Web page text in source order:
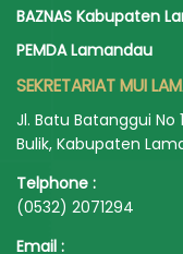
BAZNAS Kabupaten
PEMDA Lamandau
SEKRETARIAT MUI
Jl. Batu Batanggui No
Bulik, Kabupaten
Telphone :
(0532) 2071294
Email :